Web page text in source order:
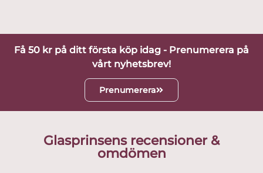
Få 50 kr på ditt första köp idag - Prenumerera på
vårt nyhetsbrev!
Prenumerera
Glasprinsens recensioner &
omdömen